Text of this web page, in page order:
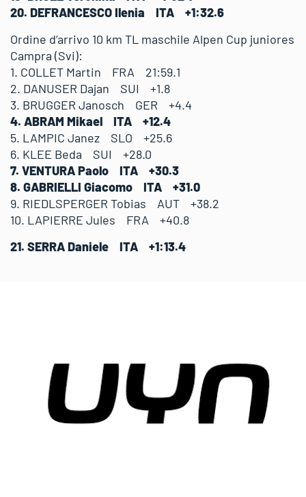
20. DEFRANCESCO Ilenia ITA +1:32.6
Ordine d’arrivo 10 km TL maschile Alpen Cup juniores
Campra (Svi):
1. COLLET Martin FRA 21:59.1
2. DANUSER Dajan SUI +1.8
3. BRUGGER Janosch GER +4.4
4. ABRAM Mikael ITA +12.4
5. LAMPIC Janez SLO +25.6
6. KLEE Beda SUI +28.0
7. VENTURA Paolo ITA +30.3
8. GABRIELLI Giacomo ITA +31.0
9. RIEDLSPERGER Tobias AUT +38.2
10. LAPIERRE Jules FRA +40.8
21. SERRA Daniele ITA +1:13.4